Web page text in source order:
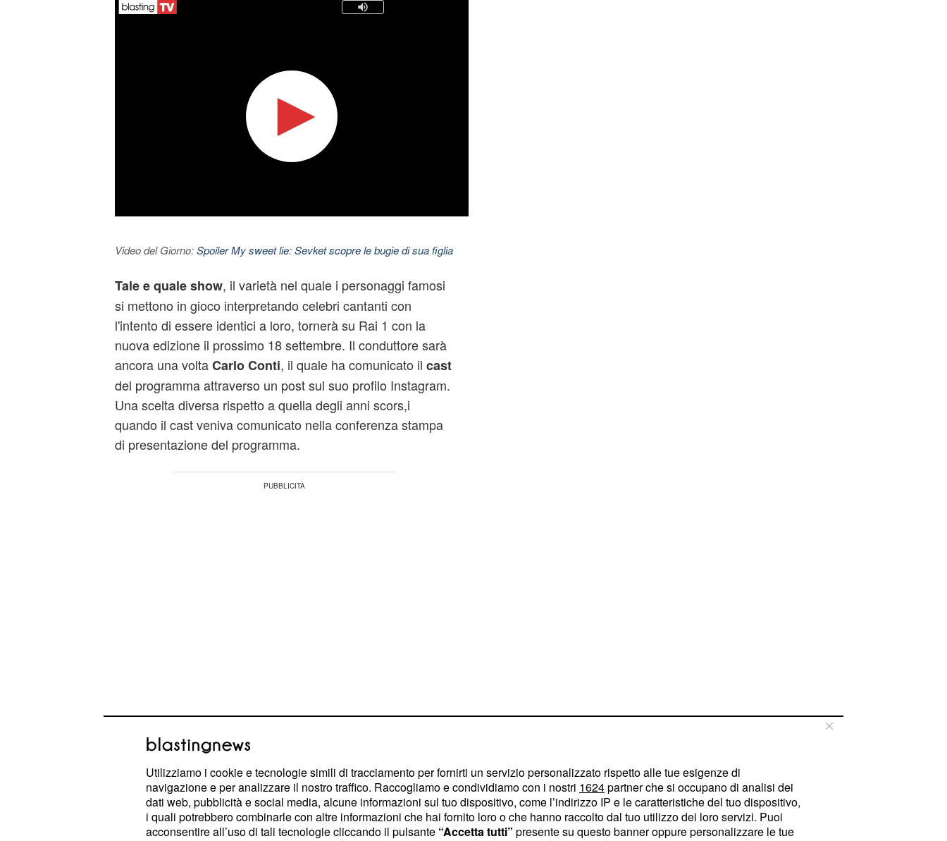
Video del Giorno:Spoiler My sweet lie: Sevket scopre le bugie di sua figlia
Tale e quale show, il varietà nel quale i personaggi famosi
si mettono in gioco interpretando celebri cantanti con
l'intento di essere identici a loro, tornerà su Rai 1 con la
nuova edizione il prossimo 18 settembre. Il conduttore sarà
ancora una voltaCarlo Conti, il quale ha comunicato il cast
del programma attraverso un post sul suo profilo Instagram.
Una scelta diversa rispetto a quella degli anni scors,i
quando il cast veniva comunicato nella conferenza stampa
di presentazione del programma.
svelato il cast della prossima
edizione
La decima edizione diTale e quale showprenderà il via il
prossimo 18 settembre su Rai 1 e nei giorni scorsi c'è stato
Utilizziamo i cookie e tecnologie simili di tracciamento per fornirti un servizio personalizzato rispetto alle tue esigenze di
navigazione e per analizzare il nostro traffico. Raccogliamo e condividiamo con i nostri 1624partner che si occupano di analisi dei
dati web, pubblicità e social media, alcune informazioni sul tuo dispositivo, come l’indirizzo IP e le caratteristiche del tuo dispositivo,
i quali potrebbero combinarle con altre informazioni che hai fornito loro o che hanno raccolto dal tuo utilizzo dei loro servizi. Puoi
acconsentire all’uso di tali tecnologie cliccando il pulsante “Accetta tutti” presente su questo banner oppure personalizzare le tue